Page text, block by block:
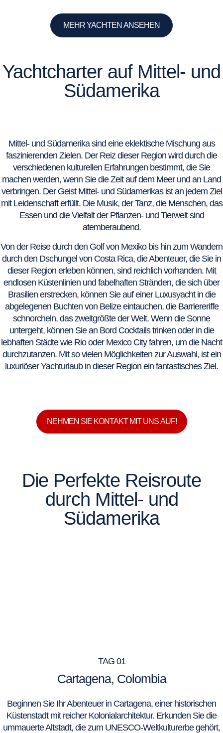
MEHR YACHTEN ANSEHEN
Yachtcharter auf Mittel- und
Südamerika
Mittel- und Südamerika sind eine eklektische Mischung aus
faszinierenden Zielen. Der Reiz dieser Region wird durch die
verschiedenen kulturellen Erfahrungen bestimmt, die Sie
machen werden, wenn Sie die Zeit auf dem Meer und an Land
verbringen. Der Geist Mittel- und Südamerikas ist an jedem Ziel
mit Leidenschaft erfüllt. Die Musik, der Tanz, die Menschen, das
Essen und die Vielfalt der Pflanzen- und Tierwelt sind
atemberaubend.
Von der Reise durch den Golf von Mexiko bis hin zum Wandern
durch den Dschungel von Costa Rica, die Abenteuer, die Sie in
dieser Region erleben können, sind reichlich vorhanden. Mit
endlosen Küstenlinien und fabelhaften Stränden, die sich über
Brasilien erstrecken, können Sie auf einer Luxusyacht in die
abgelegenen Buchten von Belize eintauchen, die Barriereriffe
schnorcheln, das zweitgrößte der Welt. Wenn die Sonne
untergeht, können Sie an Bord Cocktails trinken oder in die
lebhaften Städte wie Rio oder Mexico City fahren, um die Nacht
durchzutanzen. Mit so vielen Möglichkeiten zur Auswahl, ist ein
luxuriöser Yachturlaub in dieser Region ein fantastisches Ziel.
NEHMEN SIE KONTAKT MIT UNS AUF!
Die Perfekte Reisroute
durch Mittel- und
Südamerika
TAG 01
Cartagena, Colombia
Beginnen Sie Ihr Abenteuer in Cartagena, einer historischen
Küstenstadt mit reicher Kolonialarchitektur. Erkunden Sie die
ummauerte Altstadt, die zum UNESCO-Weltkulturerbe gehört,